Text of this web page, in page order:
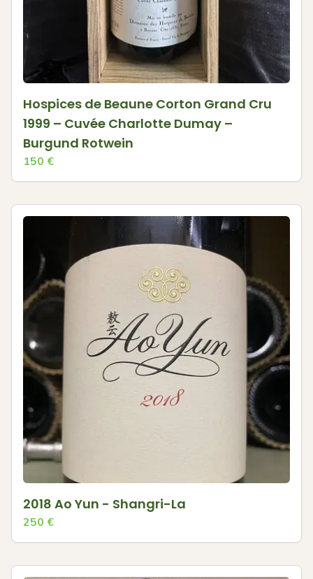
Hospices de Beaune Corton Grand Cru
1999 – Cuvée Charlotte Dumay –
Burgund Rotwein
150 €
2018 Ao Yun - Shangri-La
250 €